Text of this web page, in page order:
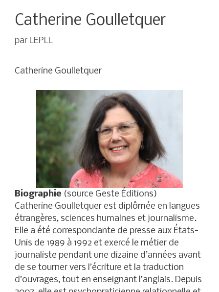
Catherine Goulletquer
par LEPLL
Catherine Goulletquer
Biographie (source Geste Éditions)
Catherine Goulletquer est diplômée en langues
étrangères, sciences humaines et journalisme.
Elle a été correspondante de presse aux États-
Unis de 1989 à 1992 et exercé le métier de
journaliste pendant une dizaine d’années avant
de se tourner vers l’écriture et la traduction
d’ouvrages, tout en enseignant l’anglais. Depuis